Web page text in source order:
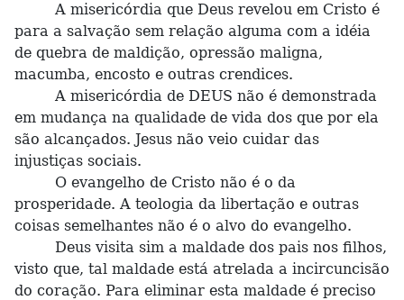
A misericórdia que Deus revelou em Cristo é
para a salvação sem relação alguma com a idéia
de quebra de maldição, opressão maligna,
macumba, encosto e outras crendices.
A misericórdia de DEUS não é demonstrada
em mudança na qualidade de vida dos que por ela
são alcançados. Jesus não veio cuidar das
injustiças sociais.
O evangelho de Cristo não é o da
prosperidade. A teologia da libertação e outras
coisas semelhantes não é o alvo do evangelho.
Deus visita sim a maldade dos pais nos filhos,
visto que, tal maldade está atrelada a incircuncisão
do coração. Para eliminar esta maldade é preciso